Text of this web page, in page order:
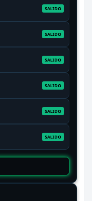
SALIDO
SALIDO
SALIDO
SALIDO
SALIDO
SALIDO